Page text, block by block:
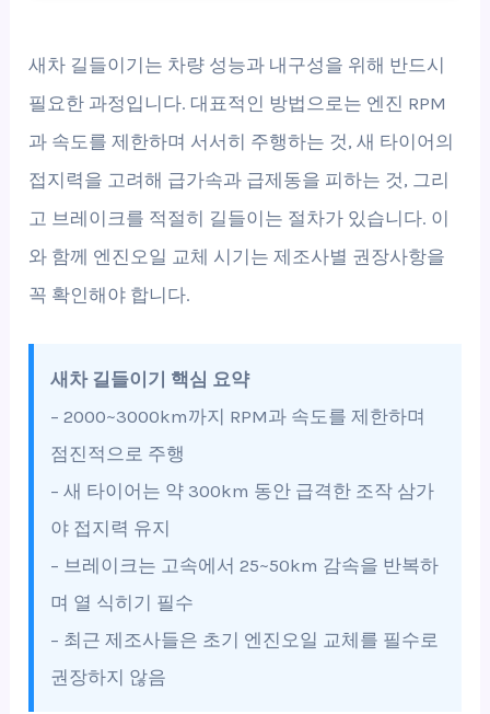
새차 길들이기는 차량 성능과 내구성을 위해 반드시
필요한 과정입니다. 대표적인 방법으로는 엔진 RPM
과 속도를 제한하며 서서히 주행하는 것, 새 타이어의
접지력을 고려해 급가속과 급제동을 피하는 것, 그리
고 브레이크를 적절히 길들이는 절차가 있습니다. 이
와 함께 엔진오일 교체 시기는 제조사별 권장사항을
꼭 확인해야 합니다.
새차 길들이기 핵심 요약
– 2000~3000km까지 RPM과 속도를 제한하며
점진적으로 주행
– 새 타이어는 약 300km 동안 급격한 조작 삼가
야 접지력 유지
– 브레이크는 고속에서 25~50km 감속을 반복하
며 열 식히기 필수
– 최근 제조사들은 초기 엔진오일 교체를 필수로
권장하지 않음